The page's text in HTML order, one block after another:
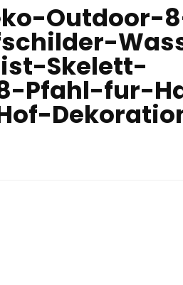
Outdoor-
Skelett-
Pfahl-fur-